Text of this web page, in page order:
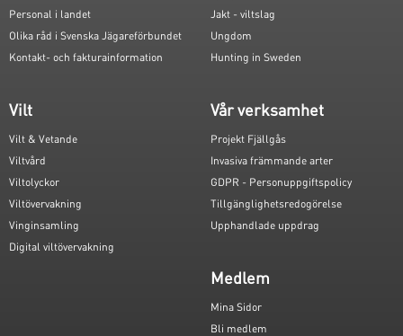
Personal i landet
Olika råd i Svenska Jägareförbundet
Kontakt- och fakturainformation
Jakt - viltslag
Ungdom
Hunting in Sweden
Vilt
Vilt & Vetande
Viltvård
Viltolyckor
Viltövervakning
Vinginsamling
Digital viltövervakning
Vår verksamhet
Projekt Fjällgås
Invasiva främmande arter
GDPR - Personuppgiftspolicy
Tillgänglighetsredogörelse
Upphandlade uppdrag
Medlem
Mina Sidor
Bli medlem